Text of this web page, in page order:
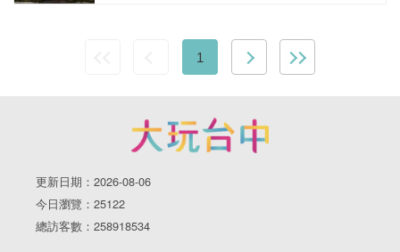
1
更新日期：2026-08-06
今日瀏覽：25122
總訪客數：258918534